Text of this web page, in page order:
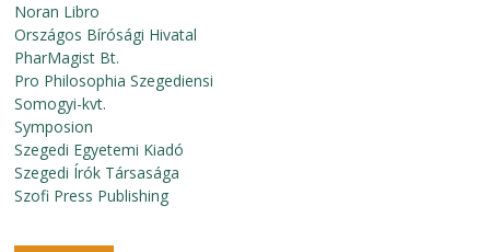
Noran Libro
Országos Bírósági Hivatal
PharMagist Bt.
Pro Philosophia Szegediensi
Somogyi-kvt.
Symposion
Szegedi Egyetemi Kiadó
Szegedi Írók Társasága
Szofi Press Publishing